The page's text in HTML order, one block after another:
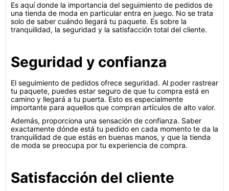
Es aquí donde la importancia del seguimiento de pedidos de
una tienda de moda en particular entra en juego. No se trata
solo de saber cuándo llegará tu paquete. Es sobre la
tranquilidad, la seguridad y la satisfacción total del cliente.
Seguridad y confianza
El seguimiento de pedidos ofrece seguridad. Al poder rastrear
tu paquete, puedes estar seguro de que tu compra está en
camino y llegará a tu puerta. Esto es especialmente
importante para aquellos que compran artículos de alto valor.
Además, proporciona una sensación de confianza. Saber
exactamente dónde está tu pedido en cada momento te da la
tranquilidad de que estás en buenas manos, y que la tienda
de moda se preocupa por tu experiencia de compra.
Satisfacción del cliente